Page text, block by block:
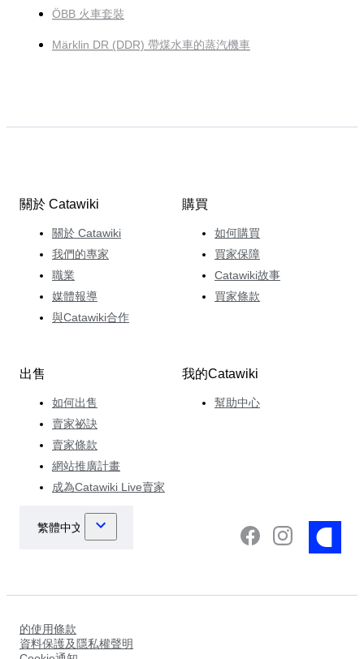
ÖBB 火車套裝
Märklin DR (DDR) 帶煤水車的蒸汽機車
關於 Catawiki
關於 Catawiki
我們的專家
職業
媒體報導
與Catawiki合作
購買
如何購買
買家保障
Catawiki故事
買家條款
出售
如何出售
賣家祕訣
賣家條款
網站推廣計畫
成為Catawiki Live賣家
我的Catawiki
幫助中心
的使用條款
資料保護及隱私權聲明